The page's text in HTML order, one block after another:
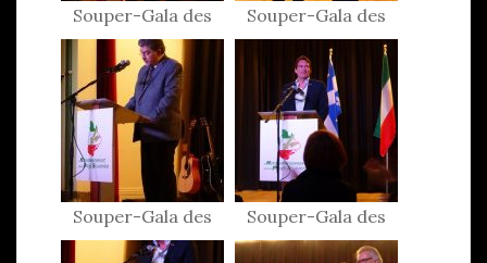
Souper-Gala des
Patriotes 2017
Souper-Gala des
Patriotes 2017
Souper-Gala des
Patriotes 2017
Souper-Gala des
Patriotes 2017